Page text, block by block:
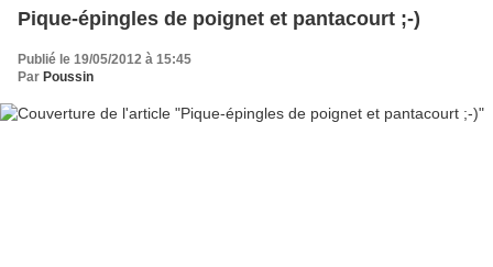
Pique-épingles de poignet et pantacourt ;-)
Publié le 19/05/2012 à 15:45
Par Poussin